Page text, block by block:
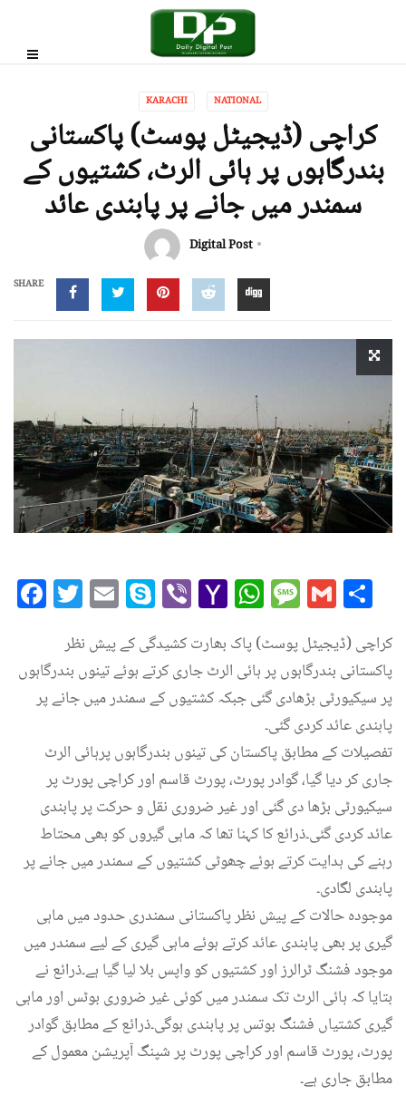
KARACHI NATIONAL
کراچی (ڈیجیٹل پوسٹ) پاکستانی
بندرگاہوں پر ہائی الرٹ، کشتیوں کے
سمندر میں جانے پر پابندی عائد
Digital Post
SHARE
Facebook
Twitter
EmailSkype
ViberYahoo
Mail
کراچی (ڈیجیٹل پوسٹ) پاک بھارت کشیدگی کے پیش نظر
پاکستانی بندرگاہوں پر ہائی الرٹ جاری کرتے ہوئے تینوں بندرگاہوں
پر سیکیورٹی بڑھادی گئی جبکہ کشتیوں کے سمندر میں جانے پر
پابندی عائد کردی گئی۔
تفصیلات کے مطابق پاکستان کی تینوں بندرگاہوں پرہائی الرٹ
جاری کر دیا گیا، گوادر پورٹ، پورٹ قاسم اور کراچی پورٹ پر
سیکیورٹی بڑھا دی گئی اور غیر ضروری نقل و حرکت پر پابندی
عائد کردی گئی۔ذرائع کا کہنا تھا کہ ماہی گیروں کو بھی محتاط
رہنے کی ہدایت کرتے ہوئے چھوٹی کشتیوں کے سمندر میں جانے پر
پابندی لگادی۔
موجودہ حالات کے پیش نظر پاکستانی سمندری حدود میں ماہی
گیری پر بھی پابندی عائد کرتے ہوئے ماہی گیری کے لیے سمندر میں
موجود فشنگ ٹرالرز اور کشتیوں کو واپس بلا لیا گیا ہے۔ذرائع نے
بتایا کہ ہائی الرٹ تک سمندر میں کوئی غیر ضروری بوٹس اور ماہی
گیری کشتیاں فشنگ بوتس پر پابندی ہوگی۔ذرائع کے مطابق گوادر
پورٹ، پورٹ قاسم اور کراچی پورٹ پر شپنگ آپریشن معمول کے
مطابق جاری ہے۔